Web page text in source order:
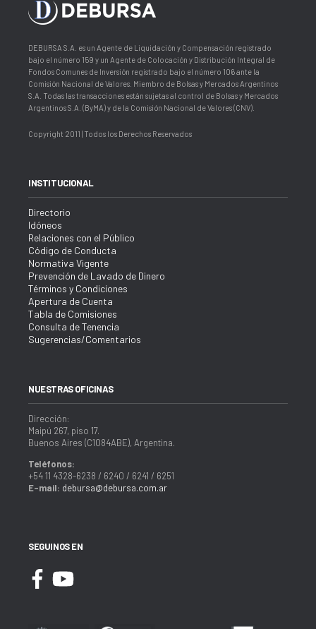
DEBURSA S.A. es un Agente de Liquidación y Compensación registrado
bajo el número 159 y un Agente de Colocación y Distribución Integral de
Fondos Comunes de Inversión registrado bajo el número 106 ante la
Comisión Nacional de Valores. Miembro de Bolsas y Mercados Argentinos
S.A. Todas las transacciones están sujetas al control de Bolsas y Mercados
Argentinos S.A. (ByMA) y de la Comisión Nacional de Valores (CNV).
Copyright 2011 | Todos los Derechos Reservados
INSTITUCIONAL
Directorio
Idóneos
Relaciones con el Público
Código de Conducta
Normativa Vigente
Prevención de Lavado de Dinero
Términos y Condiciones
Apertura de Cuenta
Tabla de Comisiones
Consulta de Tenencia
Sugerencias/Comentarios
NUESTRAS OFICINAS
Dirección:
Maipú 267, piso 17.
Buenos Aires (C1084ABE), Argentina.
Teléfonos:
+54 11 4328-6238 / 6240 / 6241 / 6251
E-mail: debursa@debursa.com.ar
SEGUINOS EN